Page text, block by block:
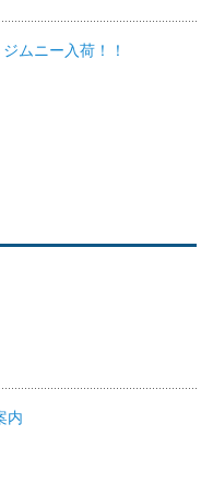
ムニー入荷！！
内